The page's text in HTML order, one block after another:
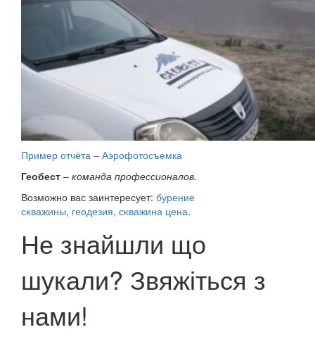
Пример отчёта – Аэрофотосъемка
Геобест – команда профессионалов.
Возможно вас заинтересует: бурение
сĸважины, геодезия, сĸважина цена.
Не знайшли що
шукали? Звяжіться з
нами!